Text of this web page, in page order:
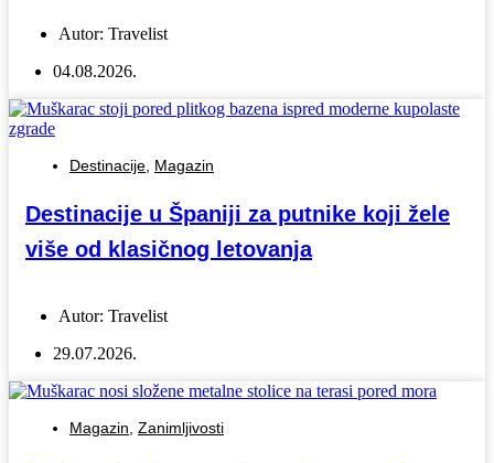
Autor: Travelist
04.08.2026.
Destinacije Magazin
Destinacije u Španiji za putnike koji žele
više od klasičnog letovanja
Autor: Travelist
29.07.2026.
Magazin Zanimljivosti